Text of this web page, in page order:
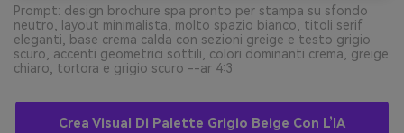
Prompt: design brochure spa pronto per stampa su sfondo
neutro, layout minimalista, molto spazio bianco, titoli serif
eleganti, base crema calda con sezioni greige e testo grigio
scuro, accenti geometrici sottili, colori dominanti crema, greige
chiaro, tortora e grigio scuro --ar 4:3
Crea Visual Di Palette Grigio Beige Con L’IA